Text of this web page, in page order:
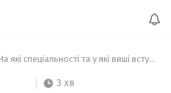
На які спеціальності та у які виші вступники в магістратуру подали найбільше заяв
3 хв